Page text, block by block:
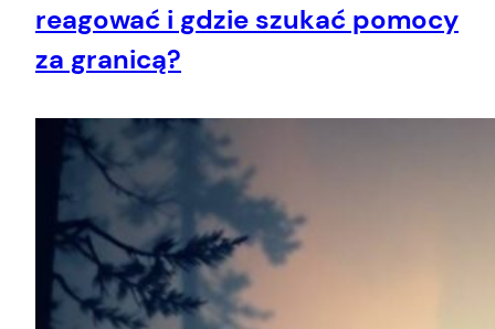
reagować i gdzie szukać pomocy
za granicą?